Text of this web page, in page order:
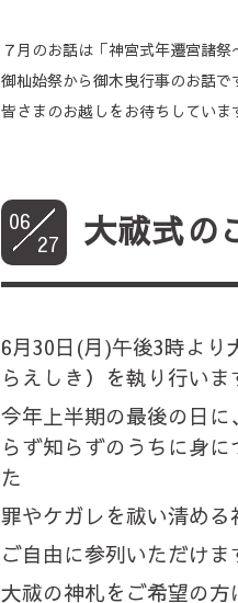
７月のお話は「神宮式年遷宮諸祭
御杣始祭から御木曳行事のお話で
皆さまのお越しをお待ちしていま
06
27
大祓式の
6月30日(月)午後3時より
らえしき）を執り行いま
今年上半期の最後の日に
らず知らずのうちに身に
た
罪やケガレを祓い清める
ご自由に参列いただけま
大祓の神札をご希望の